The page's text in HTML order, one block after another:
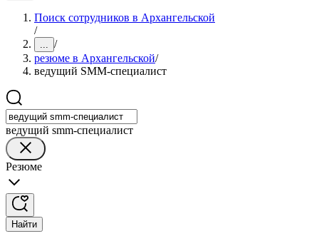
Поиск сотрудников в Архангельской
/
... /
резюме в Архангельской/
ведущий SMM-специалист
ведущий smm-специалист
Резюме
Найти